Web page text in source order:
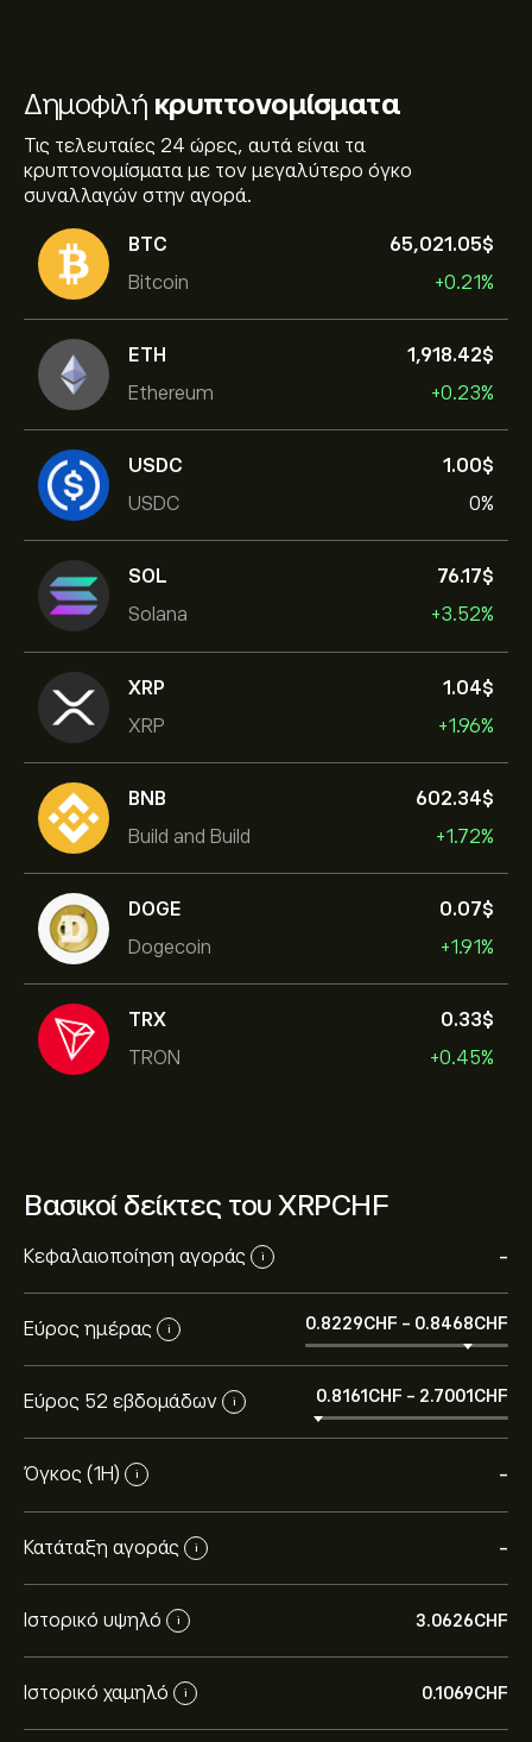
Δημοφιλή κρυπτονομίσματα
Τις τελευταίες 24 ώρες, αυτά είναι τα
κρυπτονομίσματα με τον μεγαλύτερο όγκο
συναλλαγών στην αγορά.
BTC
Bitcoin
65,021.05‎$‎
+0.21%
ETH
Ethereum
1,918.42‎$‎
+0.23%
USDC
USDC
1.00‎$‎
0%
SOL
Solana
76.17‎$‎
+3.52%
XRP
XRP
1.04‎$‎
+1.96%
BNB
Build and Build
602.34‎$‎
+1.72%
DOGE
Dogecoin
0.07‎$‎
+1.91%
TRX
TRON
0.33‎$‎
+0.45%
Βασικοί δείκτες του XRPCHF
Κεφαλαιοποίηση αγοράς i -
Εύρος ημέρας i 0.8229‎CHF‎ - 0.8468‎CHF‎
Εύρος 52 εβδομάδων i 0.8161‎CHF‎ - 2.7001‎CHF‎
Όγκος (1Η) i -
Κατάταξη αγοράς i -
Ιστορικό υψηλό i 3.0626‎CHF‎
Ιστορικό χαμηλό i 0.1069‎CHF‎